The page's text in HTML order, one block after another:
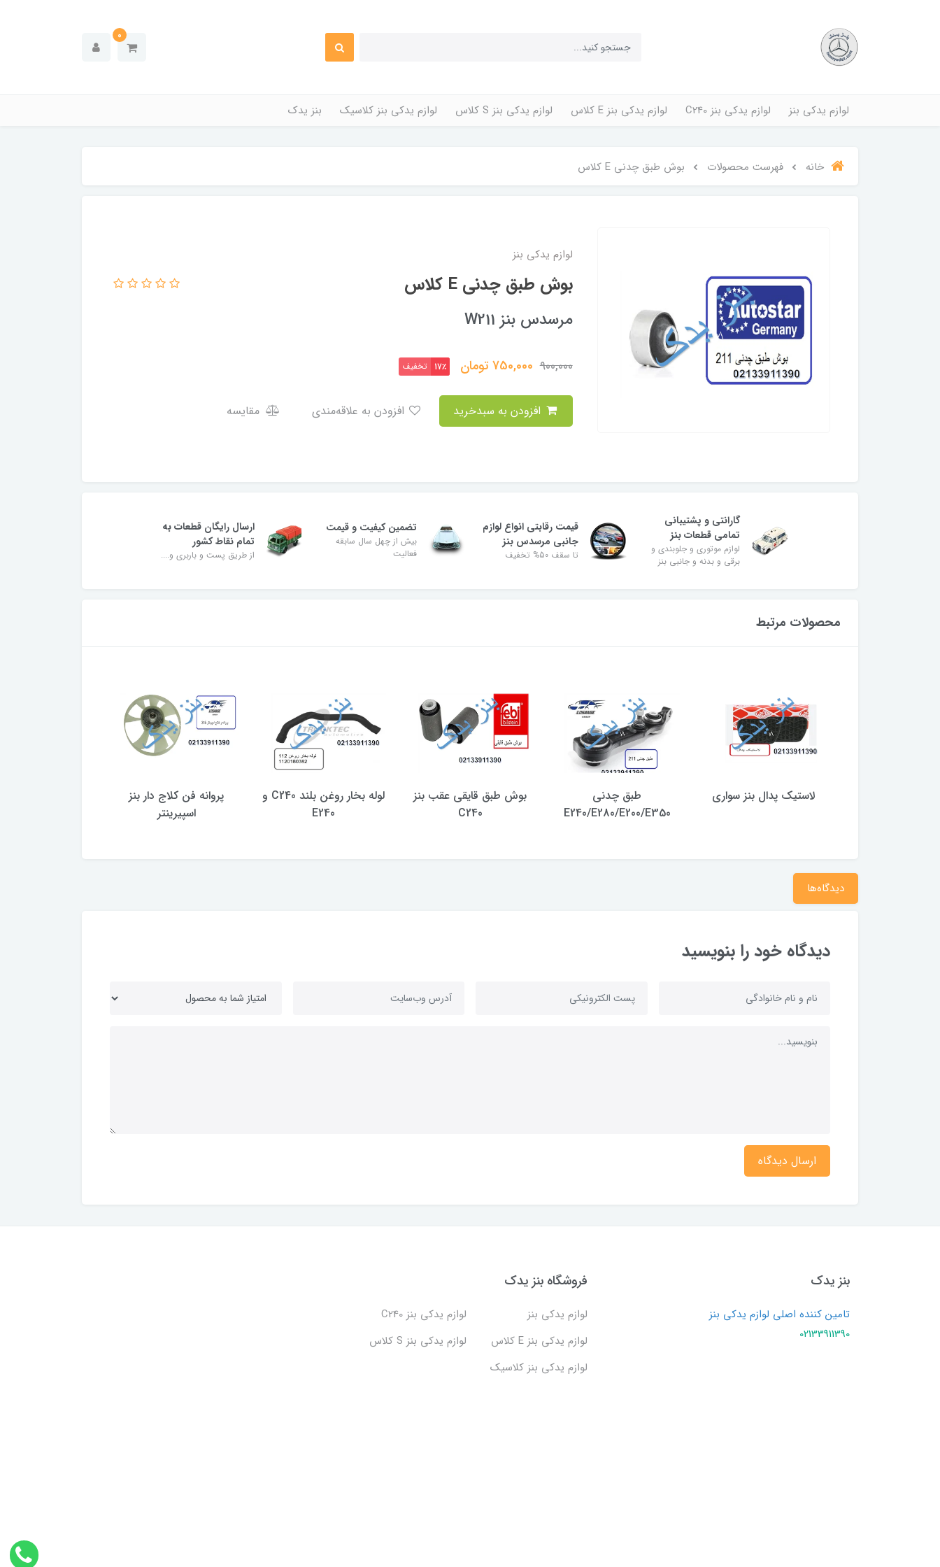
0
لوازم یدکی بنز لوازم یدکی بنز C240 لوازم یدکی بنز E کلاس لوازم یدکی بنز S کلاس لوازم یدکی بنز کلاسیک بنز یدک
خانه فهرست محصولات بوش طبق چدنی E کلاس
لوازم یدکی بنز
بوش طبق چدنی E کلاس
مرسدس بنز W211
900,000
750,000تومان 17٪ تخفیف
مقایسه
گارانتی و پشتیبانی
تمامی قطعات بنز
لوازم موتوری و جلوبندی و
برقی و بدنه و جانبی بنز
قیمت رقابتی انواع لوازم
جانبی مرسدس بنز
تا سقف 50% تخفیف
تضمین کیفیت و قیمت
بیش از چهل سال سابقه
فعالیت
ارسال رایگان قطعات به
تمام نقاط کشور
از طریق پست و باربری و....
محصولات مرتبط
لاستیک پدال بنز سواری
طبق چدنی
E240/E280/E200/E350
بوش طبق قایقی عقب بنز
C240
لوله بخار روغن بلند C240 و
E240
پروانه فن کلاج دار بنز
اسپیرینتر
دیدگاه‌ها
دیدگاه خود را بنویسید
ارسال دیدگاه
بنز یدک
تامین کننده اصلی لوازم یدکی بنز
02133911390
فروشگاه بنز یدک
لوازم یدکی بنز
لوازم یدکی بنز C240
لوازم یدکی بنز E کلاس
لوازم یدکی بنز S کلاس
لوازم یدکی بنز کلاسیک